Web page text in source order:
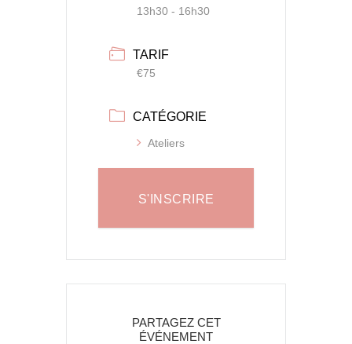
13h30 - 16h30
TARIF
€75
CATÉGORIE
Ateliers
S'INSCRIRE
PARTAGEZ CET
ÉVÉNEMENT